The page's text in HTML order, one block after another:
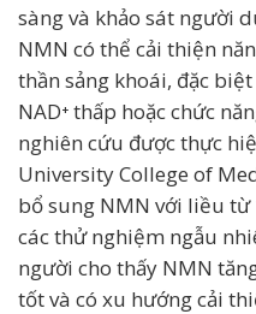
sàng và khảo sát người
NMN có thể cải thiện
thần sảng khoái, đặc
NAD⁺ thấp hoặc chức
nghiên cứu được thực
University College of
bổ sung NMN với liều
các thử nghiệm ngẫu
người cho thấy NMN
tốt và có xu hướng cải